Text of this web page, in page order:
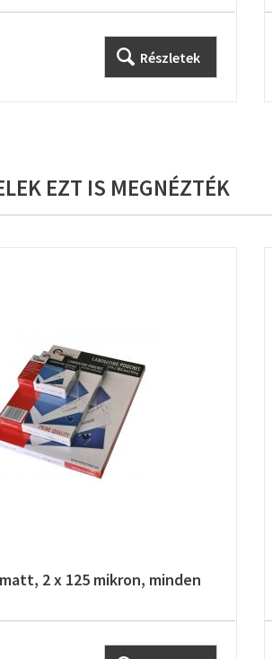
Részletek
EZT IS MEGNÉZTÉK
2 x 125 mikron, minden